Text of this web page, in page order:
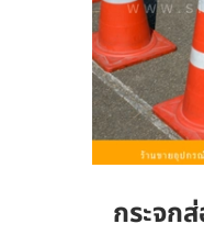
กระจก